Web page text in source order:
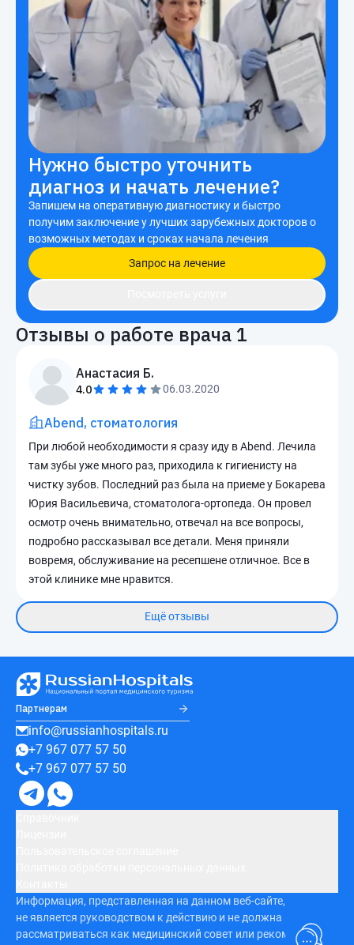
Нужно быстро уточнить
диагноз и начать лечение?
Запишем на оперативную диагностику и быстро
получим заключение у лучших зарубежных докторов о
возможных методах и сроках начала лечения
Запрос на лечение
Отзывы о работе врача 1
Анастасия Б.
4.0 06.03.2020
Abend, стоматология
При любой необходимости я сразу иду в Abend. Лечила
там зубы уже много раз, приходила к гигиенисту на
чистку зубов. Последний раз была на приеме у Бокарева
Юрия Васильевича, стоматолога-ортопеда. Он провел
осмотр очень внимательно, отвечал на все вопросы,
подробно рассказывал все детали. Меня приняли
вовремя, обслуживание на ресепшене отличное. Все в
этой клинике мне нравится.
Ещё отзывы
Партнерам
info@russianhospitals.ru
+7 967 077 57 50
+7 967 077 57 50
Информация, представленная на данном веб-сайте,
не является руководством к действию и не должна
рассматриваться как медицинский совет или рекомендация